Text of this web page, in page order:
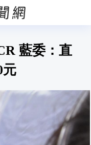
藍委：直
元